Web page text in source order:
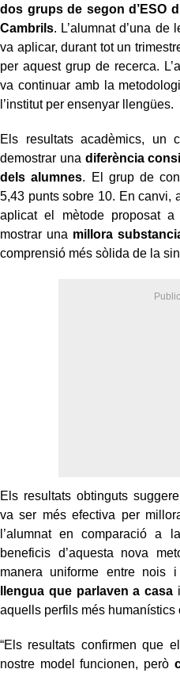
dos grups de segon d’ESO
Cambrils. L’alumnat d’una
va aplicar, durant tot un
per aquest grup de recerca.
va continuar amb la
l’institut per ensenyar llengües.
Els resultats acadèmics, un
demostrar una diferència
dels alumnes. El grup de
5,43 punts sobre 10. En canvi,
aplicat el mètode proposat a
mostrar una millora
comprensió més sòlida de la
Els resultats obtinguts
va ser més efectiva per
l’alumnat en comparació a
beneficis d’aquesta nova
manera uniforme entre nois
llengua que parlaven a casa
aquells perfils més humanístics
“Els resultats confirmen que
nostre model funcionen, però